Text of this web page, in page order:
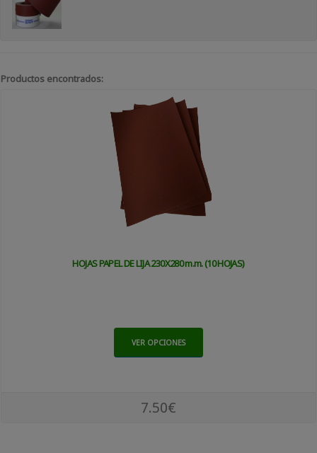
Productos encontrados:
HOJAS PAPEL DE LIJA 230X280 m.m. (10 HOJAS)
VER OPCIONES
7.50€